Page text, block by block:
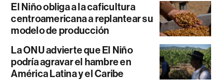
El Niño obliga a la caficultura
centroamericana a replantear su
modelo de producción
La ONU advierte que El Niño
podría agravar el hambre en
América Latina y el Caribe